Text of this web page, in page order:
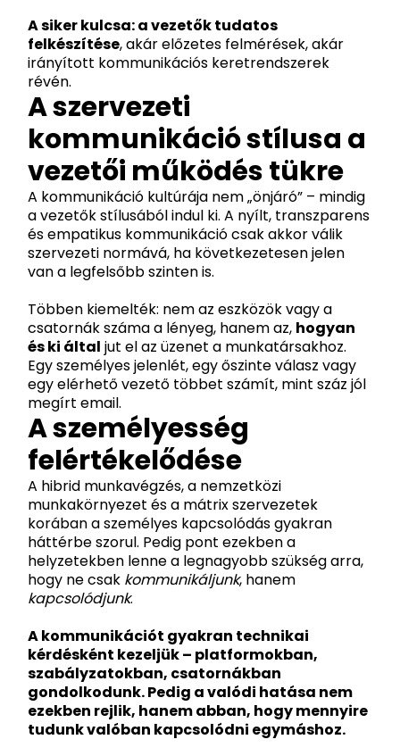
A siker kulcsa: a vezetők tudatos
felkészítése, akár előzetes felmérések, akár
irányított kommunikációs keretrendszerek
révén.
A szervezeti
kommunikáció stílusa a
vezetői működés tükre
A kommunikáció kultúrája nem „önjáró” – mindig
a vezetők stílusából indul ki. A nyílt, transzparens
és empatikus kommunikáció csak akkor válik
szervezeti normává, ha következetesen jelen
van a legfelsőbb szinten is.
Többen kiemelték: nem az eszközök vagy a
csatornák száma a lényeg, hanem az, hogyan
és ki által jut el az üzenet a munkatársakhoz.
Egy személyes jelenlét, egy őszinte válasz vagy
egy elérhető vezető többet számít, mint száz jól
megírt email.
A személyesség
felértékelődése
A hibrid munkavégzés, a nemzetközi
munkakörnyezet és a mátrix szervezetek
korában a személyes kapcsolódás gyakran
háttérbe szorul. Pedig pont ezekben a
helyzetekben lenne a legnagyobb szükség arra,
hogy ne csak kommunikáljunk, hanem
kapcsolódjunk.
A kommunikációt gyakran technikai
kérdésként kezeljük – platformokban,
szabályzatokban, csatornákban
gondolkodunk. Pedig a valódi hatása nem
ezekben rejlik, hanem abban, hogy mennyire
tudunk valóban kapcsolódni egymáshoz.